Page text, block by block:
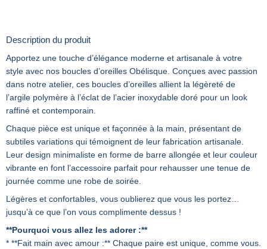
Description du produit
Apportez une touche d’élégance moderne et artisanale à votre
style avec nos boucles d’oreilles Obélisque. Conçues avec passion
dans notre atelier, ces boucles d’oreilles allient la légèreté de
l’argile polymère à l’éclat de l’acier inoxydable doré pour un look
raffiné et contemporain.
Chaque pièce est unique et façonnée à la main, présentant de
subtiles variations qui témoignent de leur fabrication artisanale.
Leur design minimaliste en forme de barre allongée et leur couleur
vibrante en font l’accessoire parfait pour rehausser une tenue de
journée comme une robe de soirée.
Légères et confortables, vous oublierez que vous les portez…
jusqu’à ce que l’on vous complimente dessus !
**Pourquoi vous allez les adorer :**
* **Fait main avec amour :** Chaque paire est unique, comme vous.